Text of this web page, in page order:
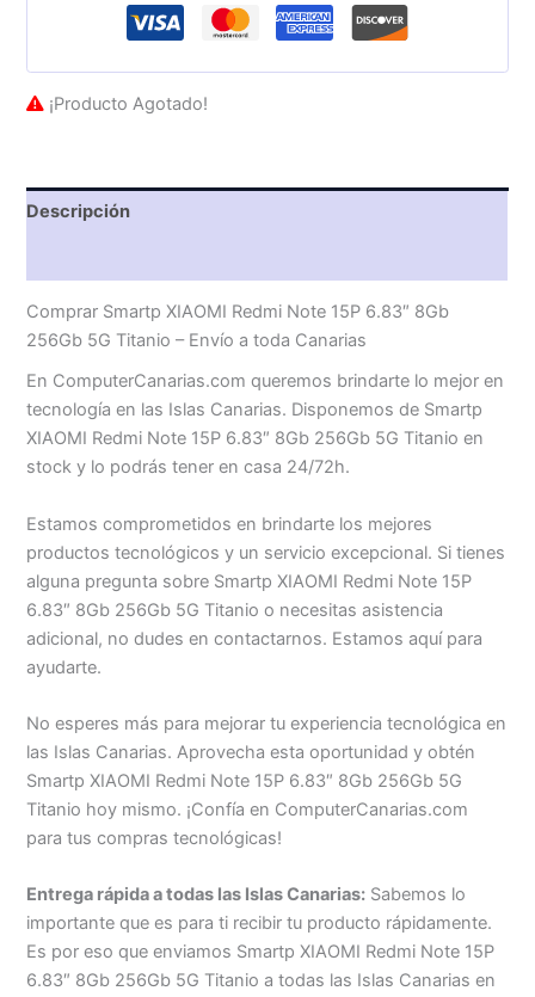
¡Producto Agotado!
Descripción
Comprar Smartp XIAOMI Redmi Note 15P 6.83″ 8Gb
256Gb 5G Titanio – Envío a toda Canarias
En ComputerCanarias.com queremos brindarte lo mejor en
tecnología en las Islas Canarias. Disponemos de Smartp
XIAOMI Redmi Note 15P 6.83″ 8Gb 256Gb 5G Titanio en
stock y lo podrás tener en casa 24/72h.
Estamos comprometidos en brindarte los mejores
productos tecnológicos y un servicio excepcional. Si tienes
alguna pregunta sobre Smartp XIAOMI Redmi Note 15P
6.83″ 8Gb 256Gb 5G Titanio o necesitas asistencia
adicional, no dudes en contactarnos. Estamos aquí para
ayudarte.
No esperes más para mejorar tu experiencia tecnológica en
las Islas Canarias. Aprovecha esta oportunidad y obtén
Smartp XIAOMI Redmi Note 15P 6.83″ 8Gb 256Gb 5G
Titanio hoy mismo. ¡Confía en ComputerCanarias.com
para tus compras tecnológicas!
Entrega rápida a todas las Islas Canarias: Sabemos lo
importante que es para ti recibir tu producto rápidamente.
Es por eso que enviamos Smartp XIAOMI Redmi Note 15P
6.83″ 8Gb 256Gb 5G Titanio a todas las Islas Canarias en